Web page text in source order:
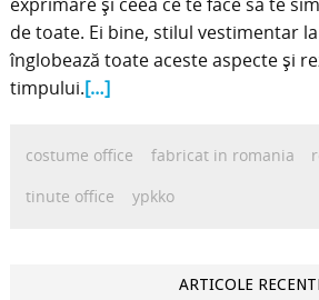
exprimare și ceea ce te face să te
de toate. Ei bine, stilul vestimentar
înglobează toate aceste aspecte și
timpului.[…]
costume office fabricat in romania
tinute office
ypkko
ARTICOLE